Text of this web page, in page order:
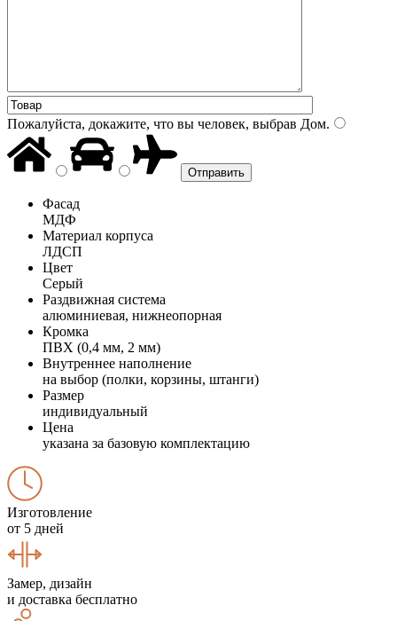
Пожалуйста, докажите, что вы человек, выбрав Дом.
Фасад
МДФ
Материал корпуса
ЛДСП
Цвет
Серый
Раздвижная система
алюминиевая, нижнеопорная
Кромка
ПВХ (0,4 мм, 2 мм)
Внутреннее наполнение
на выбор (полки, корзины, штанги)
Размер
индивидуальный
Цена
указана за базовую комплектацию
Изготовление
от 5 дней
Замер, дизайн
и доставка бесплатно